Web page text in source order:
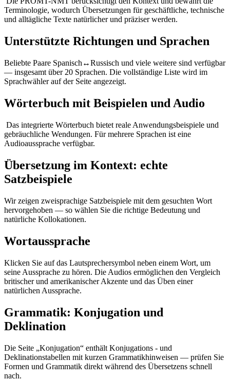
Terminologie, wodurch Übersetzungen für geschäftliche, technische
und alltägliche Texte natürlicher und präziser werden.
Unterstützte Richtungen und Sprachen
Beliebte Paare Spanisch↔Russisch und viele weitere sind verfügbar
— insgesamt über 20 Sprachen. Die vollständige Liste wird im
Sprachwähler auf der Seite angezeigt.
Wörterbuch mit Beispielen und Audio
Das integrierte Wörterbuch bietet reale Anwendungsbeispiele und
gebräuchliche Wendungen. Für mehrere Sprachen ist eine
Audioaussprache verfügbar.
Übersetzung im Kontext: echte
Satzbeispiele
Wir zeigen zweisprachige Satzbeispiele mit dem gesuchten Wort
hervorgehoben — so wählen Sie die richtige Bedeutung und
natürliche Kollokationen.
Wortaussprache
Klicken Sie auf das Lautsprechersymbol neben einem Wort, um
seine Aussprache zu hören. Die Audios ermöglichen den Vergleich
britischer und amerikanischer Akzente und das Üben einer
natürlichen Aussprache.
Grammatik: Konjugation und
Deklination
Die Seite „Konjugation“ enthält Konjugations - und
Deklinationstabellen mit kurzen Grammatikhinweisen — prüfen Sie
Formen und Grammatik direkt während des Übersetzens schnell
nach.